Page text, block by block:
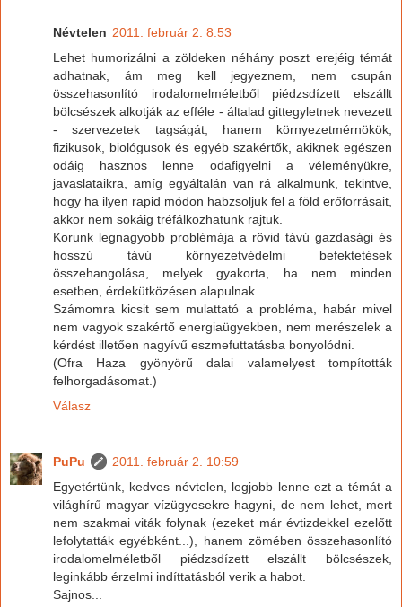
Névtelen 2011. február 2. 8:53
Lehet humorizálni a zöldeken néhány poszt erejéig témát
adhatnak, ám meg kell jegyeznem, nem csupán
összehasonlító irodalomelméletből piédzsdízett elszállt
bölcsészek alkotják az efféle - általad gittegyletnek nevezett
- szervezetek tagságát, hanem környezetmérnökök,
fizikusok, biológusok és egyéb szakértők, akiknek egészen
odáig hasznos lenne odafigyelni a véleményükre,
javaslataikra, amíg egyáltalán van rá alkalmunk, tekintve,
hogy ha ilyen rapid módon habzsoljuk fel a föld erőforrásait,
akkor nem sokáig tréfálkozhatunk rajtuk.
Korunk legnagyobb problémája a rövid távú gazdasági és
hosszú távú környezetvédelmi befektetések
összehangolása, melyek gyakorta, ha nem minden
esetben, érdekütközésen alapulnak.
Számomra kicsit sem mulattató a probléma, habár mivel
nem vagyok szakértő energiaügyekben, nem merészelek a
kérdést illetően nagyívű eszmefuttatásba bonyolódni.
(Ofra Haza gyönyörű dalai valamelyest tompították
felhorgadásomat.)
Válasz
PuPu
2011. február 2. 10:59
Egyetértünk, kedves névtelen, legjobb lenne ezt a témát a
világhírű magyar vízügyesekre hagyni, de nem lehet, mert
nem szakmai viták folynak (ezeket már évtizdekkel ezelőtt
lefolytatták egyébként...), hanem zömében összehasonlító
irodalomelméletből piédzsdízett elszállt bölcsészek,
leginkább érzelmi indíttatásból verik a habot.
Sajnos...